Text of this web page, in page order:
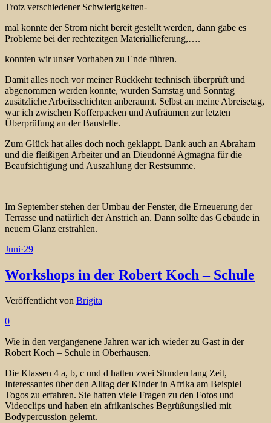
Trotz verschiedener Schwierigkeiten-
mal konnte der Strom nicht bereit gestellt werden, dann gabe es
Probleme bei der rechtezitgen Materiallieferung,….
konnten wir unser Vorhaben zu Ende führen.
Damit alles noch vor meiner Rückkehr technisch überprüft und
abgenommen werden konnte, wurden Samstag und Sonntag
zusätzliche Arbeitsschichten anberaumt. Selbst an meine Abreisetag,
war ich zwischen Kofferpacken und Aufräumen zur letzten
Überprüfung an der Baustelle.
Zum Glück hat alles doch noch geklappt. Dank auch an Abraham
und die fleißigen Arbeiter und an Dieudonné Agmagna für die
Beaufsichtigung und Auszahlung der Restsumme.
Im September stehen der Umbau der Fenster, die Erneuerung der
Terrasse und natürlich der Anstrich an. Dann sollte das Gebäude in
neuem Glanz erstrahlen.
Juni·29
Workshops in der Robert Koch – Schule
Veröffentlicht von Brigita
0
Wie in den vergangenene Jahren war ich wieder zu Gast in der
Robert Koch – Schule in Oberhausen.
Die Klassen 4 a, b, c und d hatten zwei Stunden lang Zeit,
Interessantes über den Alltag der Kinder in Afrika am Beispiel
Togos zu erfahren. Sie hatten viele Fragen zu den Fotos und
Videoclips und haben ein afrikanisches Begrüßungslied mit
Bodypercussion gelernt.